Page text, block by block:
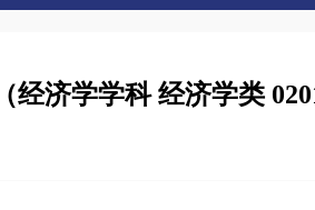
济学学科 经济学类